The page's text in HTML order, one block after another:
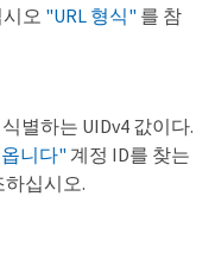
오 "URL 형식" 를 참
별하는 UIDv4 값이다.
니다" 계정 ID를 찾는
하십시오.